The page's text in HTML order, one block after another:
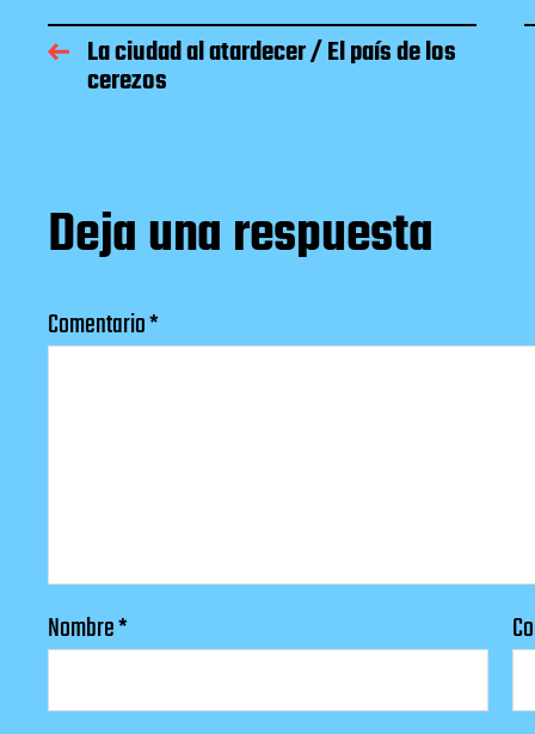
La ciudad al atardecer / El país de los
cerezos
Deja una respuesta
Comentario*
Nombre*